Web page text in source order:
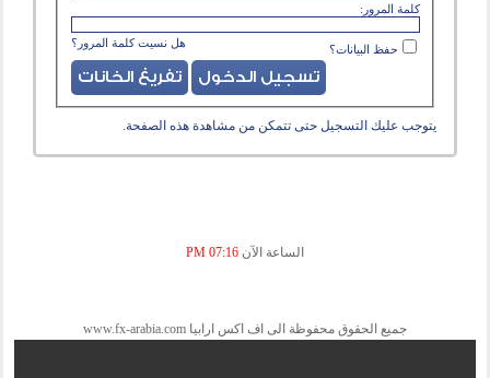
كلمة المرور:
هل نسيت كلمة المرور؟ حفظ البيانات؟
يتوجب عليك التسجيل حتى تتمكن من مشاهدة هذه الصفحة.
الساعة الآن 07:16 PM
جميع الحقوق محفوظة الى اف اكس ارابيا www.fx-arabia.com